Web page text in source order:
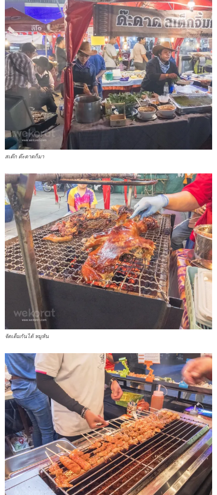
สเต๊ก ด๊ะดาดก็มา
จัดเต็มกันได้ หมูหัน